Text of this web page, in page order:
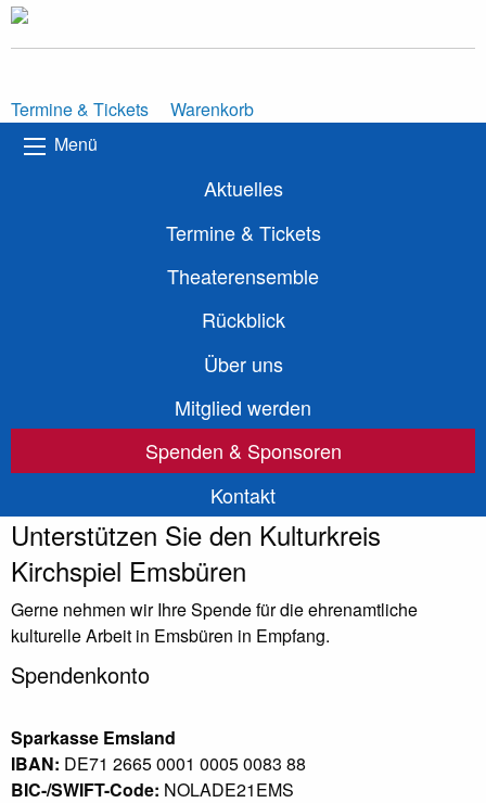
Termine & Tickets
Warenkorb
Menü
Aktuelles
Termine & Tickets
Theaterensemble
Rückblick
Über uns
Mitglied werden
Spenden & Sponsoren
Kontakt
Unterstützen Sie den Kulturkreis
Kirchspiel Emsbüren
Gerne nehmen wir Ihre Spende für die ehrenamtliche
kulturelle Arbeit in Emsbüren in Empfang.
Spendenkonto
Sparkasse Emsland
IBAN: DE71 2665 0001 0005 0083 88
BIC-/SWIFT-Code: NOLADE21EMS